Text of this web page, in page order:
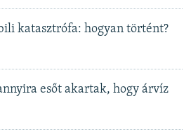
weboldal
katasztrófa: hogyan történt?
esőt akartak, hogy árvíz